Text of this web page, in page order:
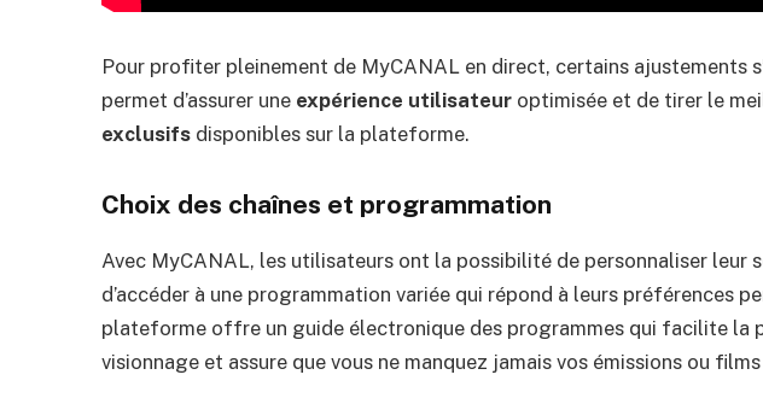
Pour profiter pleinement de MyCANAL en direct, certains ajustements
permet d’assurer une expérience utilisateur optimisée et de tirer le
exclusifs disponibles sur la plateforme.
Choix des chaînes et programmation
Avec MyCANAL, les utilisateurs ont la possibilité de personnaliser leur
d’accéder à une programmation variée qui répond à leurs préférences
plateforme offre un guide électronique des programmes qui facilite la
visionnage et assure que vous ne manquez jamais vos émissions ou